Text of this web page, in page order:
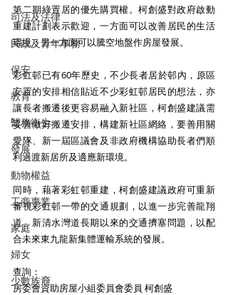
司法及法律
民政及青年事務
保安
教育
醫務衛生
發展
動物權益
工商專業
家庭
婦女
少數族裔
第二期綠置居的優先購買權。柯創盛對政府啟動
重建計劃表示歡迎，一方面可以改善居民的生活
環境；另一方面可以騰空地盤作房屋發展。
彩虹邨已有60年歷史，不少長者居於邨內，原區
安置的安排相信貼近不少彩虹邨居民的想法，亦
讓長者搬遷後更容易融入新社區，柯創盛建議需
妥善做好搬遷安排，構建新社區網絡，要善用關
愛隊、新一屆區議會及非政府機構協助長者們順
利過渡新居所及適應新環境。
同時，藉著彩虹邨重建，柯創盛建議政府可重新
審視彩虹邨一帶的交通規劃，以進一步完善龍翔
道、新清水灣道長期以來的交通擠塞問題，以配
合未來東九龍新集體運輸系統的發展。
查詢：
房委會資助房屋小組委員會委員 柯創盛